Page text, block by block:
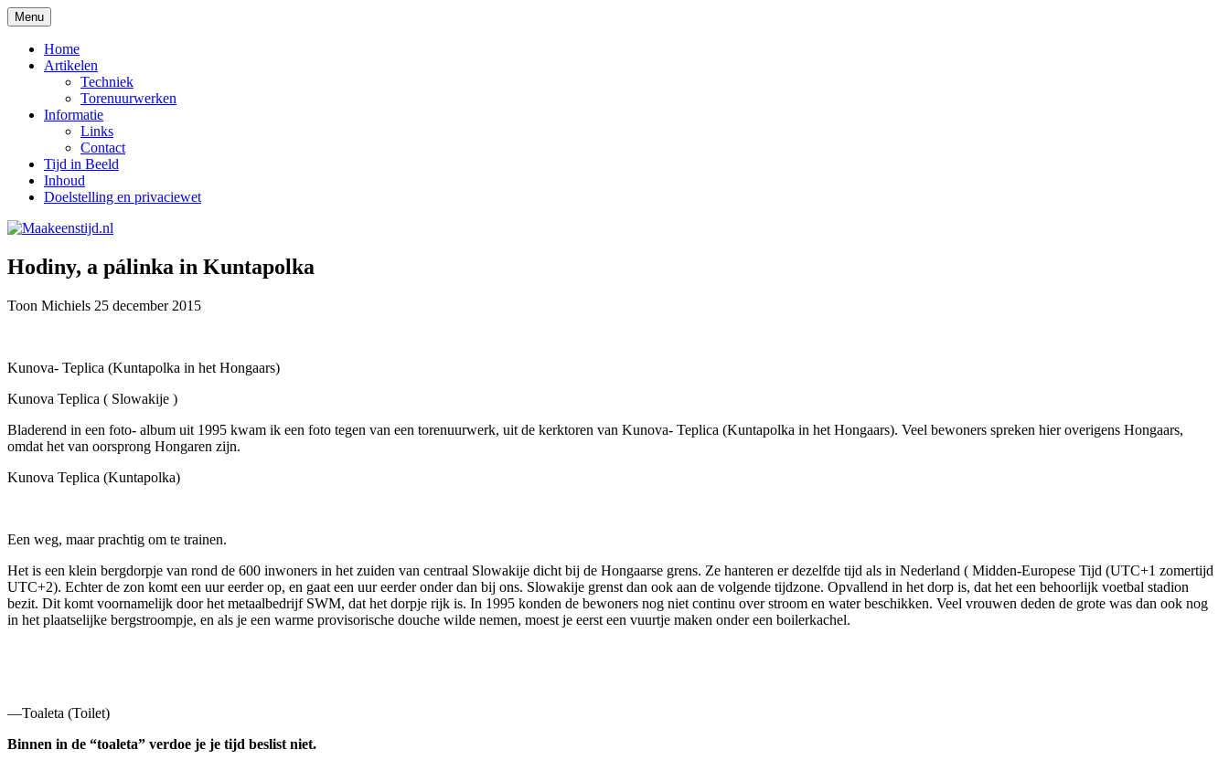
Ga
naar
inhoud
Maakeenstijd.nl
Menu
Home
Artikelen
Techniek
Torenuurwerken
Informatie
Links
Contact
Tijd in Beeld
Inhoud
Doelstelling en privaciewet
Hodiny, a pálinka in Kuntapolka
Toon Michiels 25 december 2015
Kunova- Teplica (Kuntapolka in het Hongaars)
Kunova Teplica ( Slowakije )
Bladerend in een foto- album uit 1995 kwam ik een foto tegen van een torenuurwerk, uit de kerktoren van Kunova- Teplica (Kuntapolka in het Hongaars). Veel bewoners spreken hier overigens Hongaars,
omdat het van oorsprong Hongaren zijn.
Kunova Teplica (Kuntapolka)
Een weg, maar prachtig om te trainen.
Het is een klein bergdorpje van rond de 600 inwoners in het zuiden van centraal Slowakije dicht bij de Hongaarse grens. Ze hanteren er dezelfde tijd als in Nederland ( Midden-Europese Tijd (UTC+1 zomertijd
UTC+2). Echter de zon komt een uur eerder op, en gaat een uur eerder onder dan bij ons. Slowakije grenst dan ook aan de volgende tijdzone. Opvallend in het dorp is, dat het een behoorlijk voetbal stadion
bezit. Dit komt voornamelijk door het metaalbedrijf SWM, dat het dorpje rijk is. In 1995 konden de bewoners nog niet continu over stroom en water beschikken. Veel vrouwen deden de grote was dan ook nog
in het plaatselijke bergstroompje, en als je een warme provisorische douche wilde nemen, moest je eerst een vuurtje maken onder een boilerkachel.
—Toaleta (Toilet)
Binnen in de “toaleta” verdoe je je tijd beslist niet.